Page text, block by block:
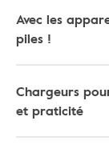
Avec les
piles !
Chargeurs
et praticité